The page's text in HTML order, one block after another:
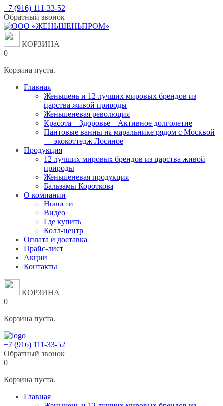
Перейти
к
содержанию
+7 (916) 111-33-52
Обратный звонок
КОРЗИНА
0
Корзина пуста.
Главная
Женьшень и 12 лучших мировых брендов из
царства живой природы
Женьшеневая революция
Красота – Здоровье – Активное долголетие
Пантовые ванны на маральнике рядом с Москвой
— экокоттедж Лосиное
Продукция
12 лучших мировых брендов из царства живой
природы
Женьшеневая продукция
Бальзамы Короткова
О компании
Новости
Видео
Где купить
Колл-центр
Оплата и доставка
Прайс-лист
Акции
Контакты
КОРЗИНА
0
Корзина пуста.
+7 (916) 111-33-52
Обратный звонок
0
Корзина пуста.
Главная